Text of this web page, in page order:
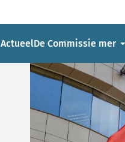
ActueelDe Commissie mer